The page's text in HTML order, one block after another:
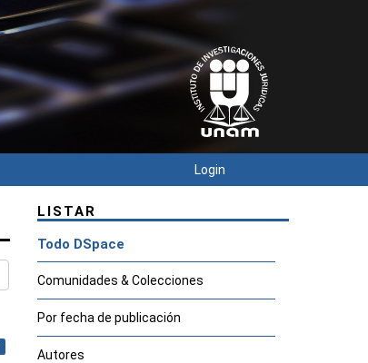
Login
LISTAR
Todo DSpace
Comunidades & Colecciones
Por fecha de publicación
Autores